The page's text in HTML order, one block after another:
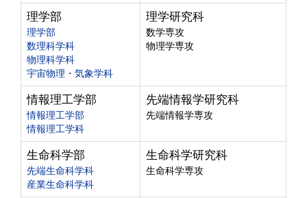
理学部
理学部
数理科学科
物理科学科
宇宙物理・気象学科
理学研究科
数学専攻
物理学専攻
情報理工学部
情報理工学部
情報理工学科
先端情報学研究科
先端情報学専攻
生命科学部
先端生命科学科
産業生命科学科
生命科学研究科
生命科学専攻